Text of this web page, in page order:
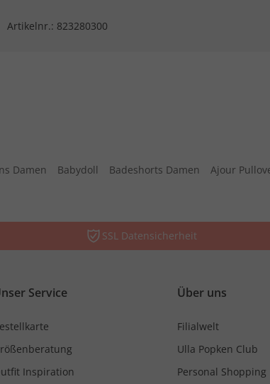
Artikelnr.: 823280300
Damen Babydoll Badeshorts Damen Ajour
SSL Datensicherheit
Service
Inspiration
Über uns
Filialwelt
Ulla Popken Club
Personal Shopping